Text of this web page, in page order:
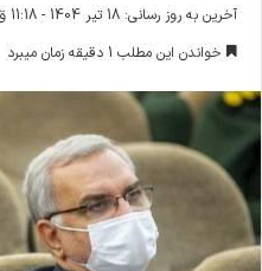
ا
ل
ا
ی
م
ی
ل
آخرین به روز رسانی: 18 تیر 1404 - 11:18 ق.ظ
خواندن این مطلب 1 دقیقه زمان میبرد